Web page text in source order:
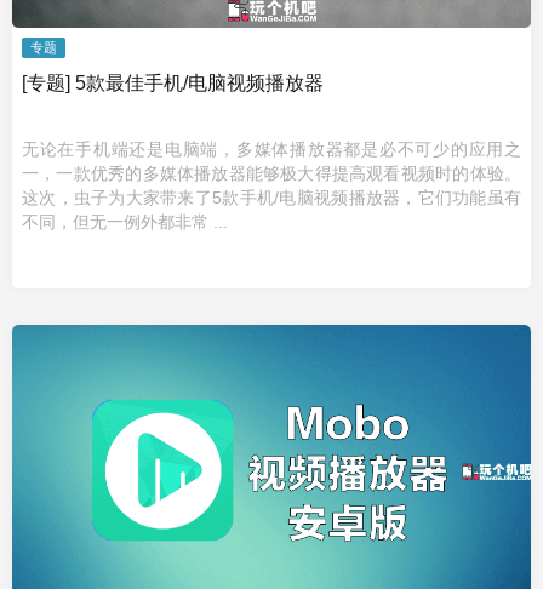
专题
[专题] 5款最佳手机/电脑视频播放器
无论在手机端还是电脑端，多媒体播放器都是必不可少的应用之
一，一款优秀的多媒体播放器能够极大得提高观看视频时的体验。
这次，虫子为大家带来了5款手机/电脑视频播放器，它们功能虽有
不同，但无一例外都非常 ...